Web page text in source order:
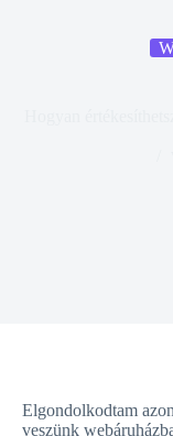
Elgondolkodtam
veszünk